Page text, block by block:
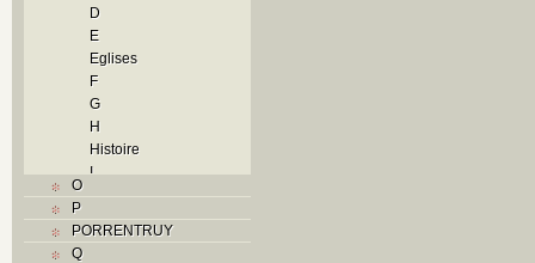
D
E
Eglises
F
G
H
Histoire
I
M
O
P
PORRENTRUY
Q